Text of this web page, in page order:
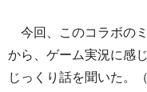
今回、このコラボの
から、ゲーム実況に感
じっくり話を聞いた。